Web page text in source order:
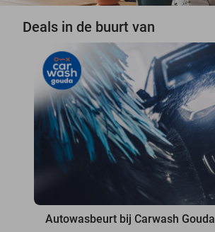
Deals in de buurt van
Autowasbeurt bij Carwash Gouda